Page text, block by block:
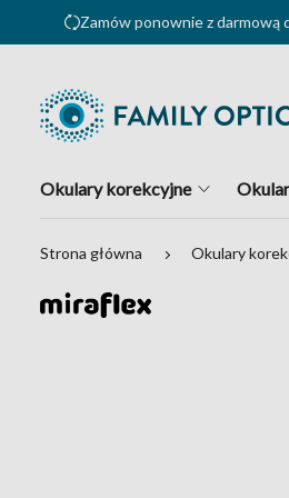
Zamów ponownie z darmową
Okulary korekcyjne
Strona główna Okulary